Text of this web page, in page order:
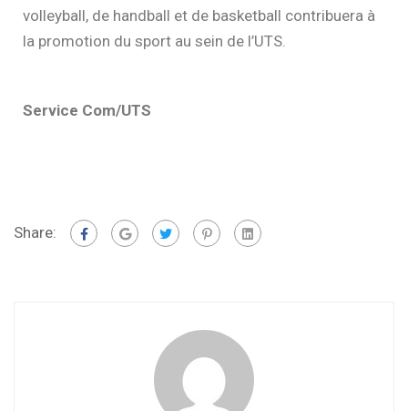
volleyball, de handball et de basketball contribuera à
la promotion du sport au sein de l’UTS.
Service Com/UTS
Share: